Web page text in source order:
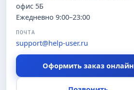
офис 5Б
Ежедневно 9:00–23:00
ПОЧТА
support@help-user.ru
Оформить заказ онлайн